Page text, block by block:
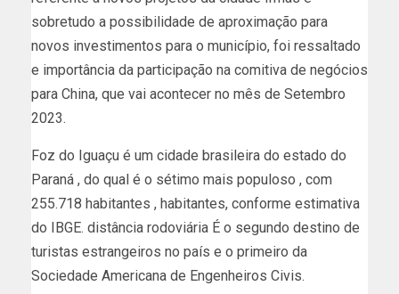
sobretudo a possibilidade de aproximação para
novos investimentos para o município, foi ressaltado
e importância da participação na comitiva de negócios
para China, que vai acontecer no mês de Setembro
2023.
Foz do Iguaçu é um cidade brasileira do estado do
Paraná , do qual é o sétimo mais populoso , com
255.718 habitantes , habitantes, conforme estimativa
do IBGE. distância rodoviária É o segundo destino de
turistas estrangeiros no país e o primeiro da
Sociedade Americana de Engenheiros Civis.